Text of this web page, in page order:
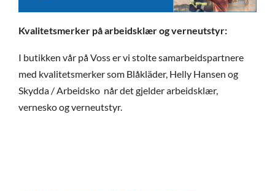
Kvalitetsmerker på arbeidsklær og verneutstyr:
I butikken vår på Voss er vi stolte samarbeidspartnere
med kvalitetsmerker som Blåkläder, Helly Hansen og
Skydda / Arbeidsko når det gjelder arbeidsklær,
vernesko og verneutstyr.